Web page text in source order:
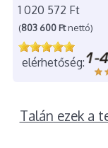
1 020 572 Ft
(803 600 Ftnettó)
elérhetőség:
Talán ezek a